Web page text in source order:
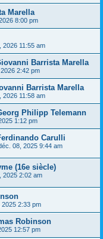
Marella
8:00 pm
2026 11:55 am
Barrista Marella
2:42 pm
Barrista Marella
2026 11:58 am
Philipp Telemann
1:12 pm
Carulli
08, 2025 9:44 am
(16e siècle)
2025 2:02 am
2:33 pm
Robinson
12:57 pm